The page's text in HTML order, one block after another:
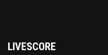
LIVESCORE